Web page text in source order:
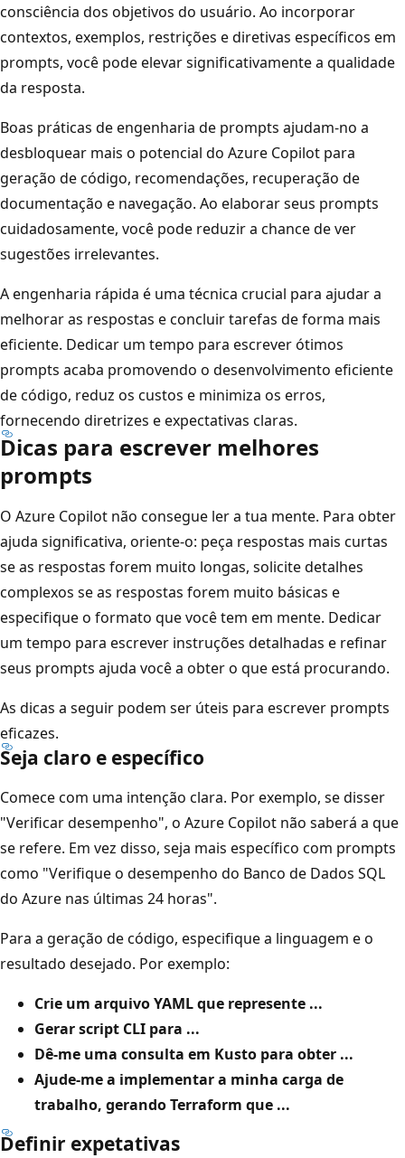
consciência dos objetivos do usuário. Ao incorporar
contextos, exemplos, restrições e diretivas específicos em
prompts, você pode elevar significativamente a qualidade
da resposta.
Boas práticas de engenharia de prompts ajudam-no a
desbloquear mais o potencial do Azure Copilot para
geração de código, recomendações, recuperação de
documentação e navegação. Ao elaborar seus prompts
cuidadosamente, você pode reduzir a chance de ver
sugestões irrelevantes.
A engenharia rápida é uma técnica crucial para ajudar a
melhorar as respostas e concluir tarefas de forma mais
eficiente. Dedicar um tempo para escrever ótimos
prompts acaba promovendo o desenvolvimento eficiente
de código, reduz os custos e minimiza os erros,
fornecendo diretrizes e expectativas claras.
Dicas para escrever melhores
prompts
O Azure Copilot não consegue ler a tua mente. Para obter
ajuda significativa, oriente-o: peça respostas mais curtas
se as respostas forem muito longas, solicite detalhes
complexos se as respostas forem muito básicas e
especifique o formato que você tem em mente. Dedicar
um tempo para escrever instruções detalhadas e refinar
seus prompts ajuda você a obter o que está procurando.
As dicas a seguir podem ser úteis para escrever prompts
eficazes.
Seja claro e específico
Comece com uma intenção clara. Por exemplo, se disser
"Verificar desempenho", o Azure Copilot não saberá a que
se refere. Em vez disso, seja mais específico com prompts
como "Verifique o desempenho do Banco de Dados SQL
do Azure nas últimas 24 horas".
Para a geração de código, especifique a linguagem e o
resultado desejado. Por exemplo:
Crie um arquivo YAML que represente ...
Gerar script CLI para ...
Dê-me uma consulta em Kusto para obter ...
Ajude-me a implementar a minha carga de
trabalho, gerando Terraform que ...
Definir expetativas